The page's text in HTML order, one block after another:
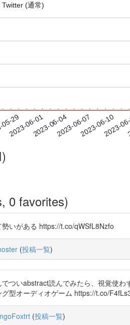
Twitter (通常)
29
2023-06-012023-06-042023-06-072023-06-10
2023-
0 favorites)
いがある https://t.co/qWSfL8Nzfo
(投稿一覧)
ついabstract読んでみたら、視覚使
型オーディオゲーム https://t.co/
(投稿一覧)